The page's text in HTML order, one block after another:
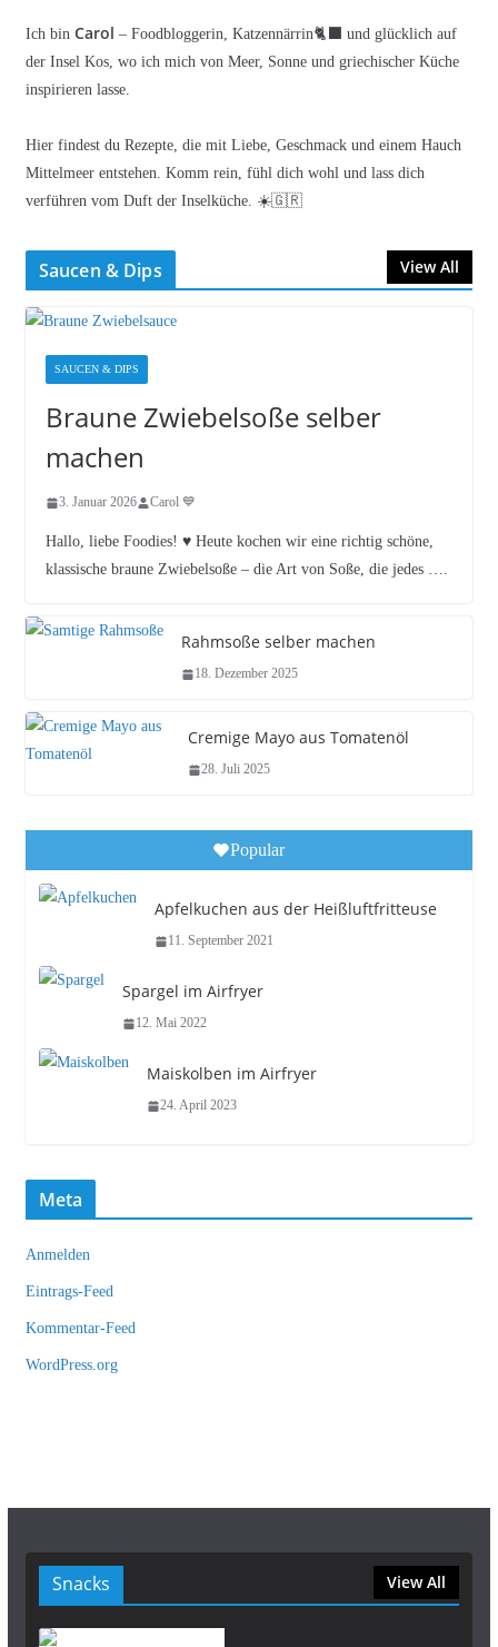
Ich bin Carol – Foodbloggerin, Katzennärrin🐈‍⬛ und glücklich auf
der Insel Kos, wo ich mich von Meer, Sonne und griechischer Küche
inspirieren lasse.
Hier findest du Rezepte, die mit Liebe, Geschmack und einem Hauch
Mittelmeer entstehen. Komm rein, fühl dich wohl und lass dich
verführen vom Duft der Inselküche. ☀️🇬🇷
Saucen & Dips View All
SAUCEN & DIPS
Braune Zwiebelsoße selber
machen
3. Januar 2026 Carol 💙
Hallo, liebe Foodies! ♥︎ Heute kochen wir eine richtig schöne,
klassische braune Zwiebelsoße – die Art von Soße, die jedes ….
Rahmsoße selber machen
18. Dezember 2025
Cremige Mayo aus Tomatenöl
28. Juli 2025
Popular
Apfelkuchen aus der Heißluftfritteuse
11. September 2021
Spargel im Airfryer
12. Mai 2022
Maiskolben im Airfryer
24. April 2023
Meta
Anmelden
Eintrags-Feed
Kommentar-Feed
WordPress.org
Snacks View All